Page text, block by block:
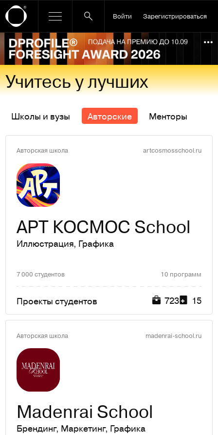
Войти Зарегистрироваться
Ссылка баннера
Учитесь у лучших
Школы и вузы Авторские Менторы
Авторская школа artcosmosschool.ru
АРТ КОСМОС School
Иллюстрация, Графика
7 000 студентов 10 программ
Проекты студентов 723 15
Авторская школа madenrai-school.ru
Madenrai School
Брендинг, Маркетинг, Графика